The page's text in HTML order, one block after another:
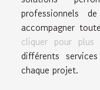
professionnels
accompagner
cliquer pour plus
différents
chaque projet.